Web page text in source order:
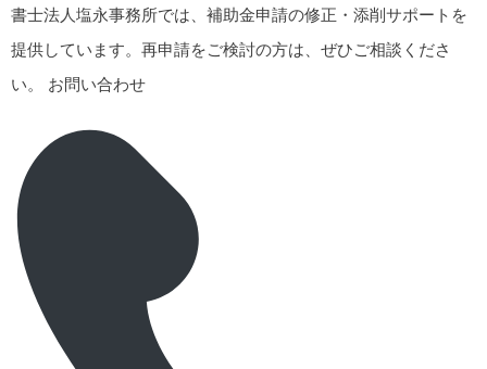
書士法人塩永事務所では、補助金申請の修正・添削サポートを
提供しています。再申請をご検討の方は、ぜひご相談くださ
い。 お問い合わせ